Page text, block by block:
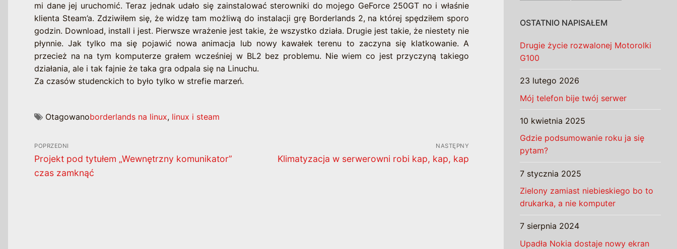
mi dane jej uruchomić. Teraz jednak udało się zainstalować sterowniki do mojego GeForce 250GT no i właśnie
klienta Steam’a. Zdziwiłem się, że widzę tam możliwą do instalacji grę Borderlands 2, na której spędziłem sporo
godzin. Download, install i jest. Pierwsze wrażenie jest takie, że wszystko działa. Drugie jest takie, że niestety nie
płynnie. Jak tylko ma się pojawić nowa animacja lub nowy kawałek terenu to zaczyna się klatkowanie. A
przecież na na tym komputerze grałem wcześniej w BL2 bez problemu. Nie wiem co jest przyczyną takiego
działania, ale i tak fajnie że taka gra odpala się na Linuchu.
Za czasów studenckich to było tylko w strefie marzeń.
Otagowanoborderlands na linux, linux i steam
Nawigacja
wpisu
POPRZEDNI
Poprzedni
wpis:
Projekt pod tytułem „Wewnętrzny komunikator”
czas zamknąć
NASTĘPNY
Następny
Klimatyzacja w serwerowni robi kap, kap, kap
OSTATNIO NAPISAŁEM
Drugie życie rozwalonej Motorolki
G100
23 lutego 2026
Mój telefon bije twój serwer
10 kwietnia 2025
Gdzie podsumowanie roku ja się
pytam?
7 stycznia 2025
Zielony zamiast niebieskiego bo to
drukarka, a nie komputer
7 sierpnia 2024
Upadła Nokia dostaje nowy ekran